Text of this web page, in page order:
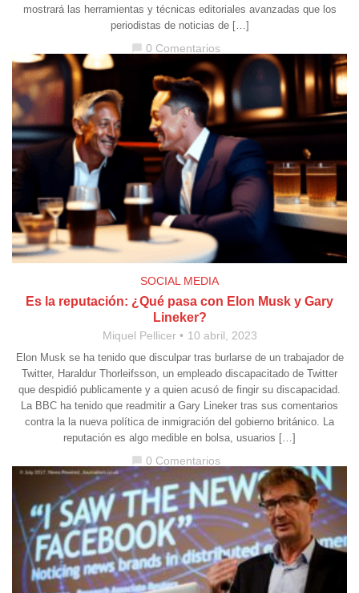
mostrará las herramientas y técnicas editoriales avanzadas que los
periodistas de noticias de […]
0 Comentarios
SOCIAL MEDIA
Es la reputación: ¿Qué pasa con Elon Musk y Gary
Lineker?
Miquel Pellicer 10 abril, 2023
Elon Musk se ha tenido que disculpar tras burlarse de un trabajador de
Twitter, Haraldur Thorleifsson, un empleado discapacitado de Twitter
que despidió publicamente y a quien acusó de fingir su discapacidad.
La BBC ha tenido que readmitir a Gary Lineker tras sus comentarios
contra la la nueva política de inmigración del gobierno británico. La
reputación es algo medible en bolsa, usuarios […]
chat_bubble 0 Comentarios